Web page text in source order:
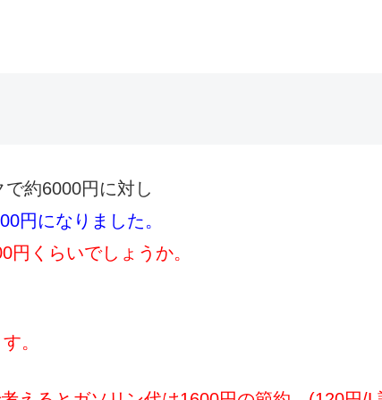
約6000円に対し
円になりました。
円くらいでしょうか。
。